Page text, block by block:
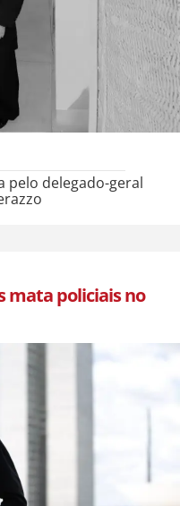
pelo delegado-geral
mata policiais no